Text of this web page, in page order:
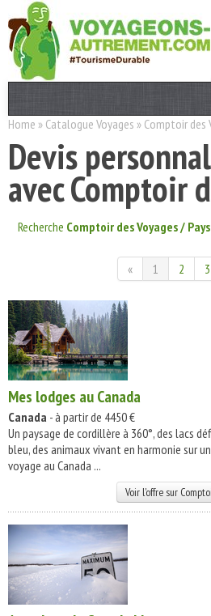
Actualités
T. Responsable
Destinations
Acteurs
Home » Catalogue Voyages » Comptoir des
Devis
avec Comptoir
Recherche Comptoir des Voyages / Pays
« 1 2 3
Mes lodges au Canada
Canada - à partir de 4450 €
Un paysage de cordillère à 360°, des lacs
bleu, des animaux vivant en harmonie sur
voyage au Canada ...
Voir l'offre sur